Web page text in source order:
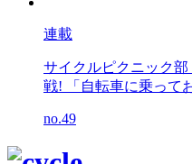
連載
サイクルピクニック
戦! 「自転車に乗って
no.49